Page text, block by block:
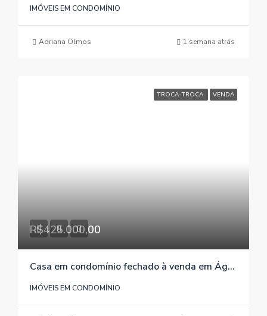
IMÓVEIS EM CONDOMÍNIO
Adriana Olmos 1 semana atrás
TROCA-TROCA VENDA
R$425.000,00
Casa em condomínio fechado à venda em Águas Claras / Viamão / RS, referência 307
IMÓVEIS EM CONDOMÍNIO